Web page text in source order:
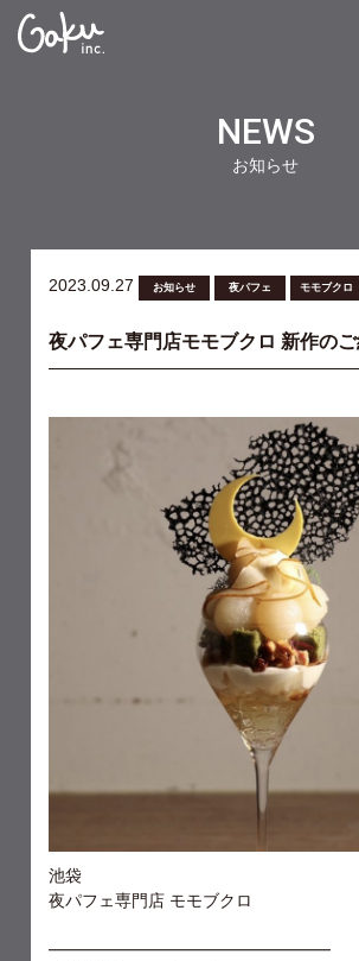
NEWS
お知らせ
2023.09.27 お知らせ 夜パフェ モモブクロ
夜パフェ専門店モモブクロ 新作の
池袋
夜パフェ専門店 モモブクロ
━━━━━━━━━━━━━━━━━